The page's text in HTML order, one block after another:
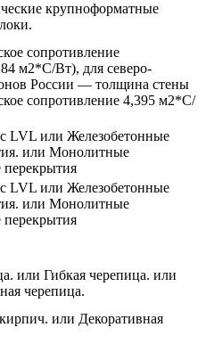
крупноформатные
сопротивление
м2*С/Вт), для северо-
России — толщина стены
сопротивление 4,395 м2*С/
LVL или Железобетонные
или Монолитные
перекрытия
LVL или Железобетонные
или Монолитные
перекрытия
или Гибкая черепица. или
черепица.
или Декоративная